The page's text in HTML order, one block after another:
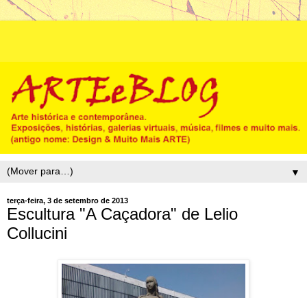
▼
terça-feira, 3 de setembro de 2013
Escultura "A Caçadora" de Lelio
Collucini